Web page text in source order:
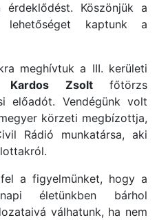
érdeklődést. Köszönjük a
lehetőséget kaptunk a
meghívtuk a III. kerületi
Kardos Zsoltfőtörzs
előadót. Vendégünk volt
körzeti megbízottja,
Rádió munkatársa, aki
a figyelmünket, hogy a
életünkben bárhol
válhatunk, ha nem